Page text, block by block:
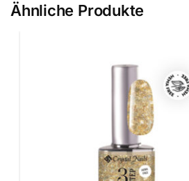
Ähnliche Produkte